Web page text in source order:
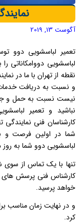
آگوست 13, 2019
تعمیر لباسشویی دوو
لباسشویی دووامکاناتی
نقطه از تهران با ما در
و نسبت به دریافت
نیست نسبت به حمل و
نباشید و تعمیر
کارشناسان فنی
شما در اولین فرصت و
لباسشویی دوو شما به
تنها با یک تماس از سوی
کارشناس فنی پرسش های
خواهد پرسید.
و در نهایت زمان مناسب
کرد.